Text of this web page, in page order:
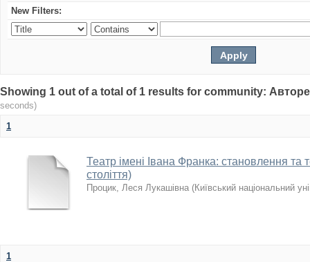
New Filters:
Showing 1 out of a total of 1 results for community:
seconds)
1
Театр імені Івана Франка: становлення та
століття)
Процик, Леся Лукашівна (Київський національний
1